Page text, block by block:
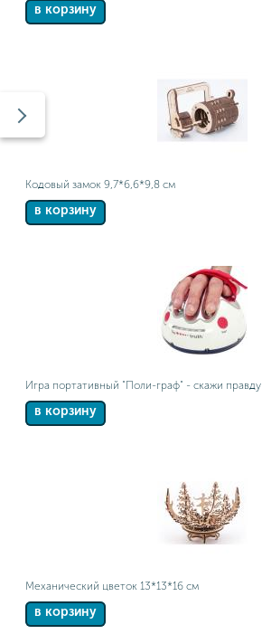
в корзину
Кодовый замок 9,7*6,6*9,8 см
в корзину
Игра портативный "Поли-граф" - скажи правду
в корзину
Механический цветок 13*13*16 см
в корзину